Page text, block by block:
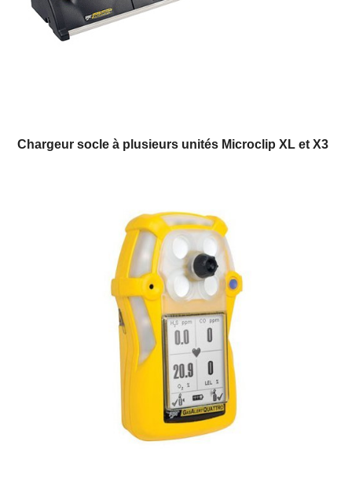
Chargeur socle à plusieurs unités Microclip XL et X3